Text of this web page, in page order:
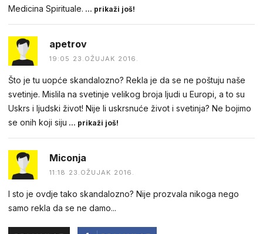
Medicina Spirituale. ... prikaži još!
apetrov
19:05 23.OŽUJAK 2016.
Što je tu uopće skandalozno? Rekla je da se ne poštuju naše
svetinje. Mislila na svetinje velikog broja ljudi u Europi, a to su
Uskrs i ljudski život! Nije li uskrsnuće život i svetinja? Ne bojimo
se onih koji siju ... prikaži još!
Miconja
11:18 23.OŽUJAK 2016.
I sto je ovdje tako skandalozno? Nije prozvala nikoga nego
samo rekla da se ne damo...